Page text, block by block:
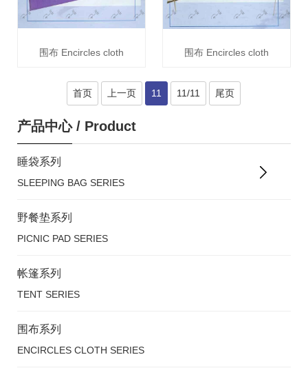
产品中心 / Product
睡袋系列
SLEEPING BAG SERIES
野餐垫系列
PICNIC PAD SERIES
帐篷系列
TENT SERIES
围布系列
ENCIRCLES CLOTH SERIES
围布 Encircles cloth 围布 Encircles cloth
首页 上一页 11 11/11 尾页